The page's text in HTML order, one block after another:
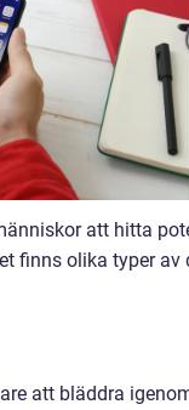
att hitta
finns olika typer av
att bläddra